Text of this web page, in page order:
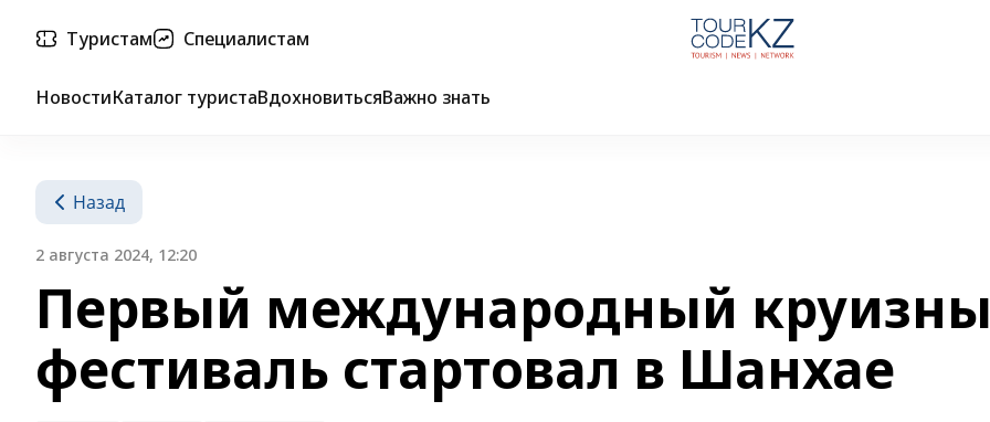
Туристам Специалистам
НовостиКаталог туристаВдохновитьсяВажно знать
Назад
2 августа 2024, 12:20
Первый международный
фестиваль стартовал в Шанхае